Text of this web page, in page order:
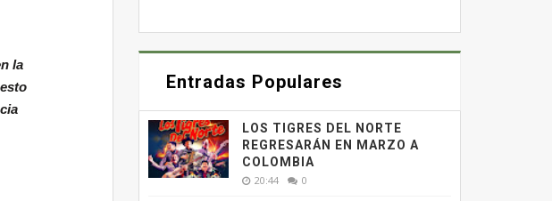
la
Entradas Populares
LOS TIGRES DEL NORTE
REGRESARÁN EN MARZO A
COLOMBIA
20:44 0